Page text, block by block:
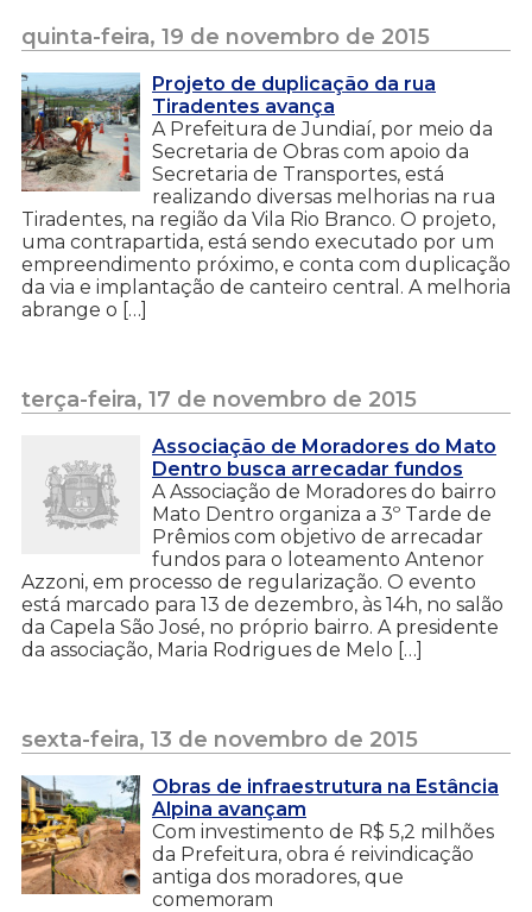
quinta-feira, 19 de novembro de 2015
Projeto de duplicação da rua
Tiradentes avança
A Prefeitura de Jundiaí, por meio da
Secretaria de Obras com apoio da
Secretaria de Transportes, está
realizando diversas melhorias na rua
Tiradentes, na região da Vila Rio Branco. O projeto,
uma contrapartida, está sendo executado por um
empreendimento próximo, e conta com duplicação
da via e implantação de canteiro central. A melhoria
abrange o […]
terça-feira, 17 de novembro de 2015
Associação de Moradores do Mato
Dentro busca arrecadar fundos
A Associação de Moradores do bairro
Mato Dentro organiza a 3º Tarde de
Prêmios com objetivo de arrecadar
fundos para o loteamento Antenor
Azzoni, em processo de regularização. O evento
está marcado para 13 de dezembro, às 14h, no salão
da Capela São José, no próprio bairro. A presidente
da associação, Maria Rodrigues de Melo […]
sexta-feira, 13 de novembro de 2015
Obras de infraestrutura na Estância
Alpina avançam
Com investimento de R$ 5,2 milhões
da Prefeitura, obra é reivindicação
antiga dos moradores, que
comemoram